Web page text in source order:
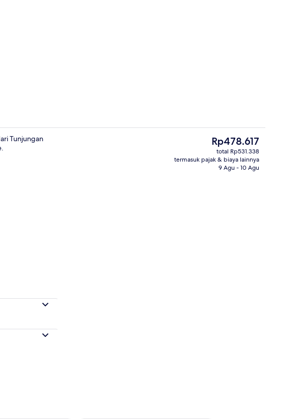
Suite (ASTON) | Minibar, brankas, meja kerja, dan ruang kerja ramah laptop
Lounge
Tunjungan
Harga
saat
ini
Rp478.617
Rp478.617
total Rp531.338
termasuk pajak & biaya lainnya
9 Agu - 10 Agu